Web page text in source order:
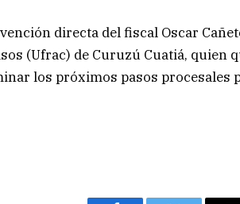
directa del fiscal Oscar
(Ufrac) de Curuzú Cuatiá, quien
los próximos pasos procesales